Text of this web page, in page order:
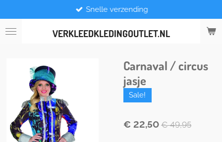
direct
naar
VERKLEEDKLEDINGOUTLET.NL
Snelle verzending
Carnaval / circus
jasje
Sale!
€ 22,50 € 49,95